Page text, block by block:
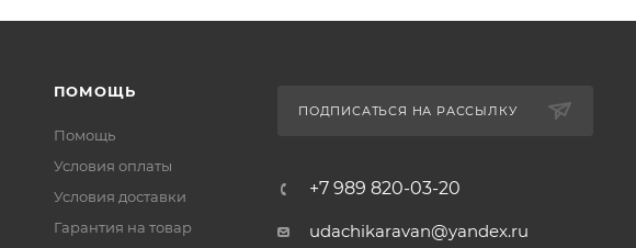
ПОМОЩЬ
Помощь
Условия оплаты
Условия доставки
Гарантия на товар
ПОДПИСАТЬСЯ НА РАССЫЛКУ
+7 989 820-03-20
udachikaravan@yandex.ru